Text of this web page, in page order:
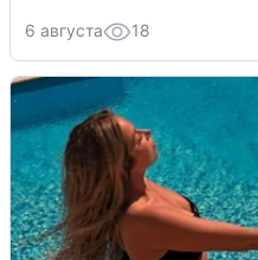
6 августа 18